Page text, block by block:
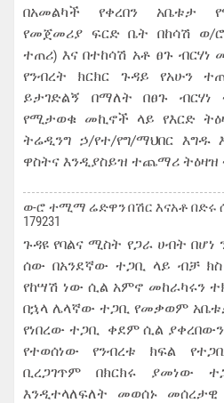
በአመልካች የቀረበን አቤቱታ
የመጀመሪያ ፍርድ ቤት በከሳሽ ወ/
ተጠሪ) እና በተከሳሽ አቶ ፀጉ ብርሃነ
የንብረት ክርክር ጉዳይ የአሁን
ይታገድልኝ በማለት በፀጉ ብርሃነ
የሚታወቁ መኪኖች ላይ የእርድ
ትሬዲንግ ኃ/የተ/የግ/ማህበር
ዋስትና እንዲያስይዝ ተጨማሪ ትዕዛዝ
ወ-ሮ ተሚማ ሬድዋን በሽር እናአቶ በድሩ
179231
ጉዳዩ የባልና ሚስት የጋራ ሀብት
ሰው በአንደኛው ተጋቢ ላይ ብቻ
የከሣሽ ነው ሲል አምኖ መከራካሩን
በኋላ ሌላኛው ተጋቢ የመቃወም
የነበረው ተጋቢ ቀደም ሲል
የተወሰነው የንብረቱ ክፍል
ቢረጋገጥም በክርክሩ ያመነው
እንዲተላለፍለት መወሰኑ